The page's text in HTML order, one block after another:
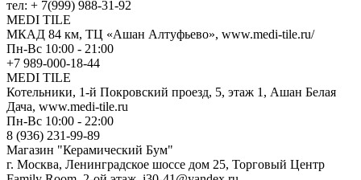
тел: + 7(999) 988-31-92
MEDI TILE
МКАД 84 км, ТЦ «Ашан Алтуфьево», www.medi-tile.ru/
Пн-Вс 10:00 - 21:00
+7 989-000-18-44
MEDI TILE
Котельники, 1-й Покровский проезд, 5, этаж 1, Ашан Белая
Дача, www.medi-tile.ru
Пн-Вс 10:00 - 22:00
8 (936) 231-99-89
Магазин "Керамический Бум"
г. Москва, Ленинградское шоссе дом 25, Торговый Центр